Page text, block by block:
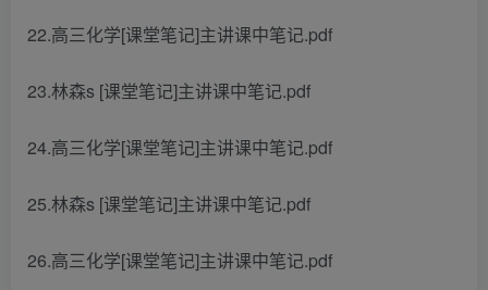
22.高三化学[课堂笔记]主讲课中笔记.pdf
23.林森s [课堂笔记]主讲课中笔记.pdf
24.高三化学[课堂笔记]主讲课中笔记.pdf
25.林森s [课堂笔记]主讲课中笔记.pdf
26.高三化学[课堂笔记]主讲课中笔记.pdf